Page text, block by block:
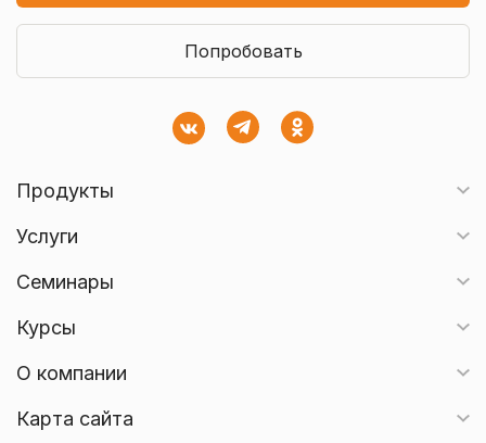
Попробовать
Продукты
Услуги
Семинары
Курсы
О компании
Карта сайта